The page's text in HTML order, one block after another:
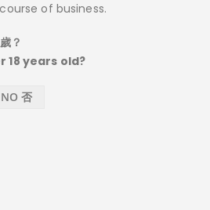
of business.
？
18 years old?
NO 否